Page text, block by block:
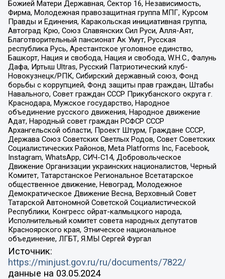
Божией Матери Державная, Сектор 16, Независимость,
Фирма, Молодежная правозащитная группа МПГ, Курсом
Правды и Единения, Каракольская инициативная группа,
Автоград Крю, Союз Славянских Сил Руси, Алля-Аят,
Благотворительный пансионат Ак Умут, Русская
республика Русь, Арестантское уголовное единство,
Башкорт, Нация и свобода, Нация и свобода, W.H.С., Фалунь
Дафа, Иртыш Ultras, Русский Патриотический клуб-
Новокузнецк/РПК, Сибирский державный союз, Фонд
борьбы с коррупцией, Фонд защиты прав граждан, Штабы
Навального, Совет граждан СССР Прикубанского округа г.
Краснодара, Мужское государство, Народное
объединение русского движения, Народное движение
Адат, Народный совет граждан РСФСР СССР
Архангельской области, Проект Штурм, Граждане СССР,
Держава Союз Советских Светлых Родов, Совет Советских
Социалистических Районов, Meta Platforms Inc, Facebook,
Instagram, WhatsApp, СИЧ-С14, Добровольческое
Движение Организации украинских националистов, Черный
Комитет, Татарстанское Региональное Всетатарское
общественное движение, Невоград, Молодежное
Демократическое Движение Весна, Верховный Совет
Татарской Автономной Советской Социалистической
Республики, Конгресс ойрат-калмыцкого народа,
Исполнительный комитет совета народных депутатов
Красноярского края, Этническое национальное
объединение, ЛГБТ, Я.МЫ Сергей Фургал
Источник:
https://minjust.gov.ru/ru/documents/7822/
данные на 03.05.2024